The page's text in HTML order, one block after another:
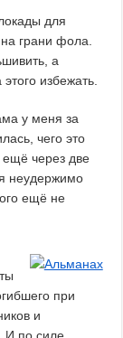
для
грани фола.
а
избежать.
у меня за
чего это
ещё через две
неудержимо
ещё не
при
и